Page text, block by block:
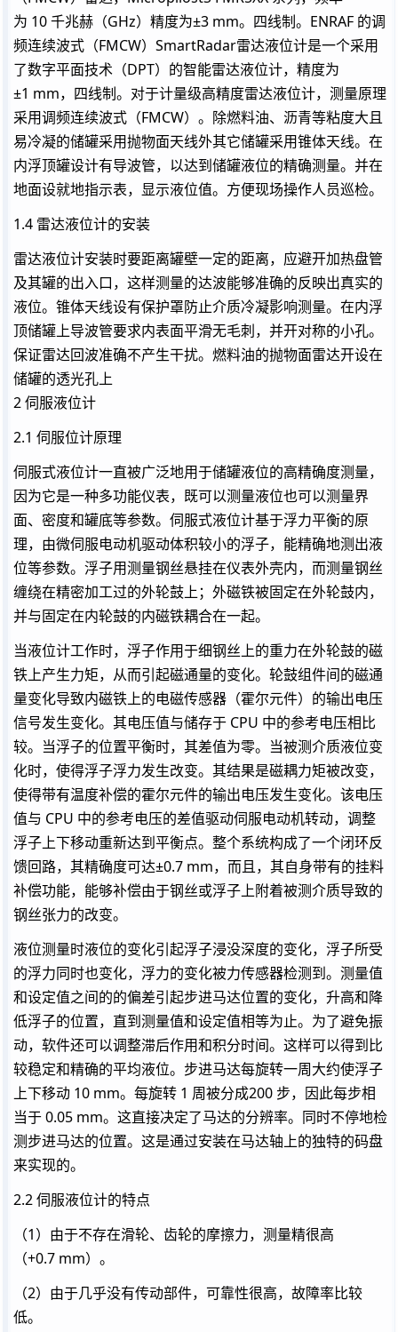
为 10 千兆赫（GHz）精度为±3 mm。四线制。ENRAF 的调
频连续波式（FMCW）SmartRadar雷达液位计是一个采用
了数字平面技术（DPT）的智能雷达液位计，精度为
±1 mm，四线制。对于计量级高精度雷达液位计，测量原理
采用调频连续波式（FMCW）。除燃料油、沥青等粘度大且
易冷凝的储罐采用抛物面天线外其它储罐采用锥体天线。在
内浮顶罐设计有导波管，以达到储罐液位的精确测量。并在
地面设就地指示表，显示液位值。方便现场操作人员巡检。
1.4 雷达液位计的安装
雷达液位计安装时要距离罐壁一定的距离，应避开加热盘管
及其罐的出入口，这样测量的达波能够准确的反映出真实的
液位。锥体天线设有保护罩防止介质冷凝影响测量。在内浮
顶储罐上导波管要求内表面平滑无毛刺，并开对称的小孔。
保证雷达回波准确不产生干扰。燃料油的抛物面雷达开设在
储罐的透光孔上
2 伺服液位计
2.1 伺服位计原理
伺服式液位计一直被广泛地用于储罐液位的高精确度测量，
因为它是一种多功能仪表，既可以测量液位也可以测量界
面、密度和罐底等参数。伺服式液位计基于浮力平衡的原
理，由微伺服电动机驱动体积较小的浮子，能精确地测出液
位等参数。浮子用测量钢丝悬挂在仪表外壳内，而测量钢丝
缠绕在精密加工过的外轮鼓上；外磁铁被固定在外轮鼓内，
并与固定在内轮鼓的内磁铁耦合在一起。
当液位计工作时，浮子作用于细钢丝上的重力在外轮鼓的磁
铁上产生力矩，从而引起磁通量的变化。轮鼓组件间的磁通
量变化导致内磁铁上的电磁传感器（霍尔元件）的输出电压
信号发生变化。其电压值与储存于 CPU 中的参考电压相比
较。当浮子的位置平衡时，其差值为零。当被测介质液位变
化时，使得浮子浮力发生改变。其结果是磁耦力矩被改变，
使得带有温度补偿的霍尔元件的输出电压发生变化。该电压
值与 CPU 中的参考电压的差值驱动伺服电动机转动，调整
浮子上下移动重新达到平衡点。整个系统构成了一个闭环反
馈回路，其精确度可达±0.7 mm，而且，其自身带有的挂料
补偿功能，能够补偿由于钢丝或浮子上附着被测介质导致的
钢丝张力的改变。
液位测量时液位的变化引起浮子浸没深度的变化，浮子所受
的浮力同时也变化，浮力的变化被力传感器检测到。测量值
和设定值之间的的偏差引起步进马达位置的变化，升高和降
低浮子的位置，直到测量值和设定值相等为止。为了避免振
动，软件还可以调整滞后作用和积分时间。这样可以得到比
较稳定和精确的平均液位。步进马达每旋转一周大约使浮子
上下移动 10 mm。每旋转 1 周被分成200 步，因此每步相
当于 0.05 mm。这直接决定了马达的分辨率。同时不停地检
测步进马达的位置。这是通过安装在马达轴上的独特的码盘
来实现的。
2.2 伺服液位计的特点
（1）由于不存在滑轮、齿轮的摩擦力，测量精很高
（+0.7 mm）。
（2）由于几乎没有传动部件，可靠性很高，故障率比较
低。